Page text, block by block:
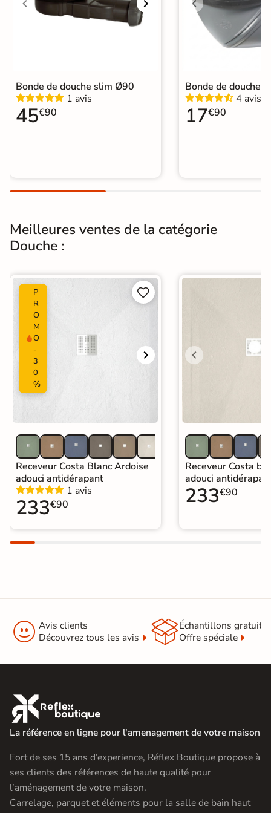
évacuation
Bonde centrale ou latérale
Diametre de la
bonde
Sur mesure
Origine
Bonde de douche slim Ø90
1 avis
45€90
Bonde de douche
4 avis
17€90
Meilleures ventes de la catégorie
Douche :
P
R
O
M
O
-
3
0
%


Receveur Costa Blanc Ardoise
adouci antidérapant
1 avis
233€90
Receveur Costa
adouci
233€90
 Avis clients
Découvrez tous les avis
Échantillons gratuit
Offre spéciale

La référence en ligne pour l'amenagement de votre maison
Fort de ses 15 ans d’experience, Réflex Boutique propose à
ses clients des références de haute qualité pour
l’aménagement de votre maison.
Carrelage, parquet et éléments pour la salle de bain haut